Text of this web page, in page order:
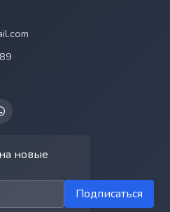
новые
Подписаться